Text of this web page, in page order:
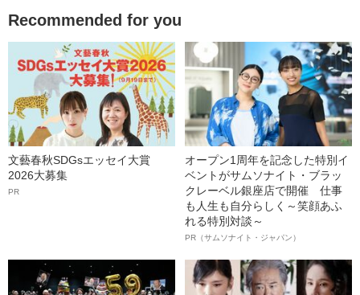
Recommended for you
文藝春秋SDGsエッセイ大賞
2026大募集
PR
オープン1周年を記念した特別イ
ベントがサムソナイト・ブラッ
クレーベル銀座店で開催 仕事
も人生も自分らしく～笑顔あふ
れる特別対談～
PR（サムソナイト・ジャパン）